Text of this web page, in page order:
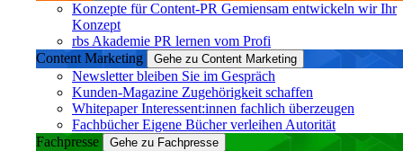
Konzepte für Content-PR Gemiensam entwickeln wir Ihr
Konzept
rbs Akademie PR lernen vom Profi
Content Marketing
Gehe zu Content Marketing
Newsletter bleiben Sie im Gespräch
Kunden-Magazine Zugehörigkeit schaffen
Whitepaper Interessent:innen fachlich überzeugen
Fachbücher Eigene Bücher verleihen Autorität
Fachpresse
Gehe zu Fachpresse